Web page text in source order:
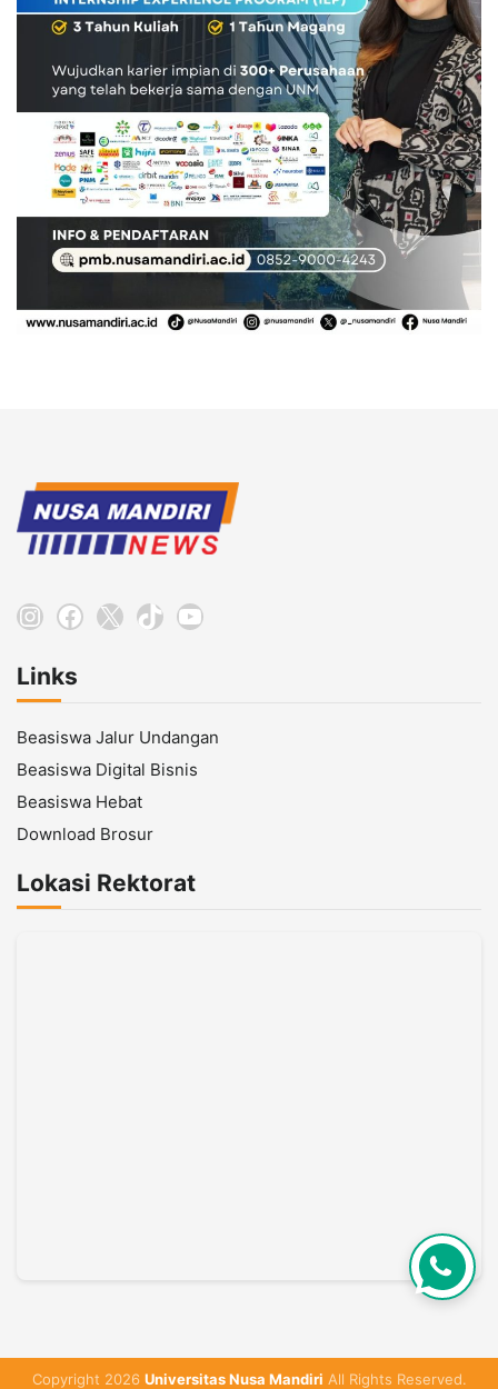
Instagram
Facebook
X TikTokYouTube
Links
Beasiswa Jalur Undangan
Beasiswa Digital Bisnis
Beasiswa Hebat
Download Brosur
Lokasi Rektorat
Copyright 2026 Universitas Nusa Mandiri All Rights Reserved.